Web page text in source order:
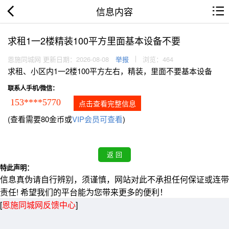
信息内容
求租1一2楼精装100平方里面基本设备不要
恩施同城网 更新日期：2026-08-08 举报 浏览：464
求租、小区内1一2楼100平方左右，精装，里面不要基本设备
联系人手机/微信：
153****5770 点击查看完整信息
(查看需要80金币或VIP会员可查看)
特此声明：
信息真伪请自行辨别，须谨慎，网站对此不承担任何保证或连带
责任! 希望我们的平台能为您带来更多的便利！
[恩施同城网反馈中心]